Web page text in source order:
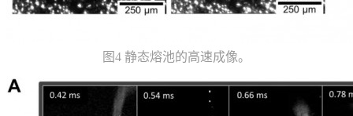
图4 静态熔池的高速成像。